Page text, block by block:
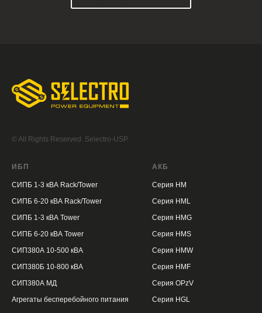
© All Rights Reserved. Selectro-USP.
ИБП
СИПБ 1-3 кВА Rack/Tower
СИПБ 6-20 кВА Rack/Tower
СИПБ 1-3 кВА Tower
СИПБ 6-20 кВА Tower
СИП380А 10-500 кВА
СИП380Б 10-800 кВА
СИП380А МД
Агрегаты бесперебойного питания
АКБ
Серия HM
Серия HML
Серия HMG
Серия HMS
Серия HMW
Серия HMF
Серия OPzV
Серия HGL